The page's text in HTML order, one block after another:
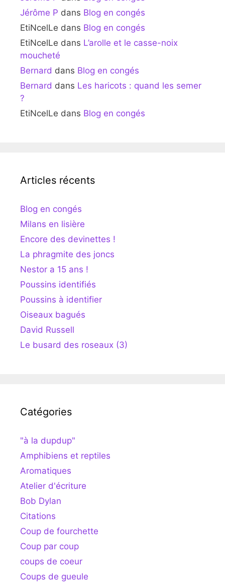
Jérôme P dans Blog en congés
EtiNcelLe dans Blog en congés
EtiNcelLe dans L’arolle et le casse-noix
moucheté
Bernard dans Blog en congés
Bernard dans Les haricots : quand les semer
?
EtiNcelLe dans Blog en congés
Articles récents
Blog en congés
Milans en lisière
Encore des devinettes !
La phragmite des joncs
Nestor a 15 ans !
Poussins identifiés
Poussins à identifier
Oiseaux bagués
David Russell
Le busard des roseaux (3)
Catégories
"à la dupdup"
Amphibiens et reptiles
Aromatiques
Atelier d'écriture
Bob Dylan
Citations
Coup de fourchette
Coup par coup
coups de coeur
Coups de gueule